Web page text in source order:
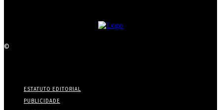
©
ESTATUTO EDITORIAL
PUBLICIDADE